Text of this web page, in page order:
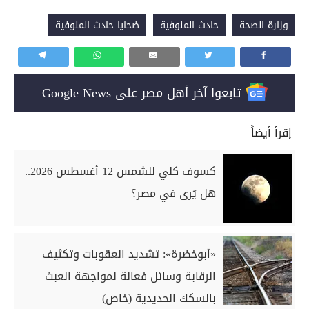
وزارة الصحة حادث المنوفية ضحايا حادث المنوفية
تابعوا آخر أهل مصر على Google News
إقرأ أيضاً
كسوف كلي للشمس 12 أغسطس 2026..
هل يُرى في مصر؟
«أبوخضرة»: تشديد العقوبات وتكثيف
الرقابة وسائل فعالة لمواجهة العبث
بالسكك الحديدية (خاص)